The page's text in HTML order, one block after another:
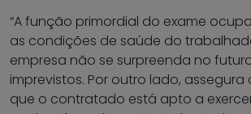
“A função primordial do exame
as condições de saúde do
empresa não se surpreenda no
imprevistos. Por outro lado,
que o contratado está apto a